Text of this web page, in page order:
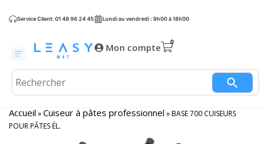
Service Client: 01 48 96 24 45 Lundi au vendredi : 9h00 à 18h00
Mon compte
Accueil »Cuiseur à pâtes professionnel »BASE 700 CUISEURS
POUR PÂTES ÉL.